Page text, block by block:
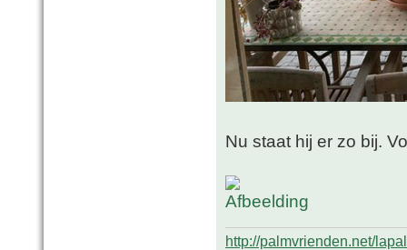
Nu staat hij er zo bij.
http://palmvrienden.net/